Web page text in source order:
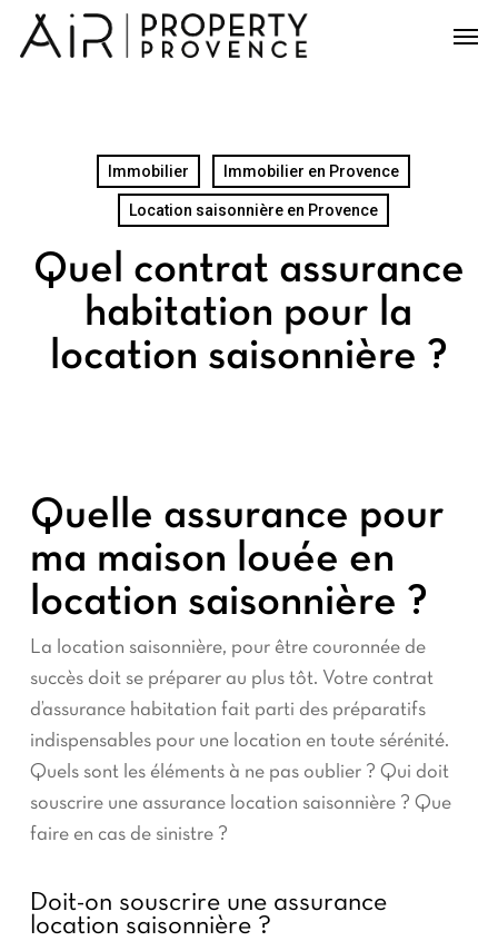
Immobilier Immobilier en Provence
Location saisonnière en Provence
Quel contrat assurance
habitation pour la
location saisonnière ?
Quelle assurance pour
ma maison louée en
location saisonnière ?
La location saisonnière, pour être couronnée de
succès doit se préparer au plus tôt. Votre contrat
d’assurance habitation fait parti des préparatifs
indispensables pour une location en toute sérénité.
Quels sont les éléments à ne pas oublier ? Qui doit
souscrire une assurance location saisonnière ? Que
faire en cas de sinistre ?
Doit-on souscrire une assurance
location saisonnière ?